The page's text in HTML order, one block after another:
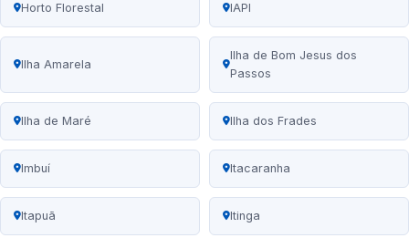
Horto Florestal IAPI
Ilha Amarela
Ilha de Bom Jesus dos
Passos
Ilha de Maré Ilha dos Frades
Imbuí Itacaranha
Itapuã Itinga